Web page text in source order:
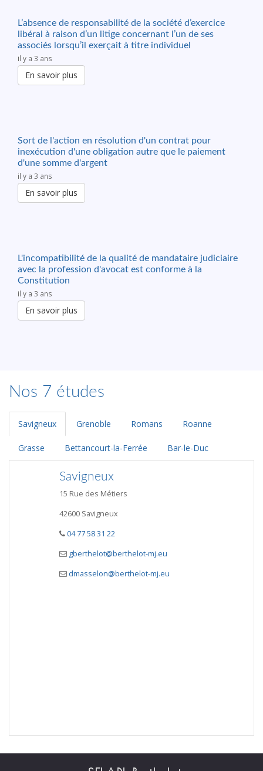
L’absence de responsabilité de la société d’exercice
libéral à raison d’un litige concernant l’un de ses
associés lorsqu’il exerçait à titre individuel
il y a 3 ans
En savoir plus
Sort de l'action en résolution d'un contrat pour
inexécution d'une obligation autre que le paiement
d'une somme d'argent
il y a 3 ans
En savoir plus
L'incompatibilité de la qualité de mandataire judiciaire
avec la profession d'avocat est conforme à la
Constitution
il y a 3 ans
En savoir plus
Nos 7 études
Savigneux Grenoble Romans Roanne
Grasse Bettancourt-la-Ferrée Bar-le-Duc
Savigneux
15 Rue des Métiers
42600 Savigneux
04 77 58 31 22
gberthelot@berthelot-mj.eu
dmasselon@berthelot-mj.eu